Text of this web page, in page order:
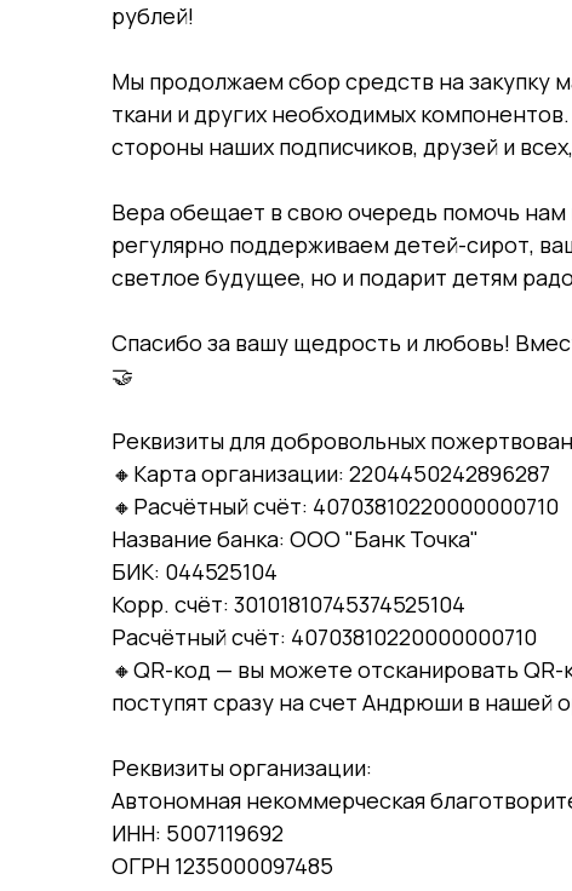
рублей!
Мы продолжаем сбор средств на закупку
ткани и других необходимых
стороны наших подписчиков, друзей и
Вера обещает в свою очередь помочь
регулярно поддерживаем детей-сирот,
светлое будущее, но и подарит детям
Спасибо за вашу щедрость и любовь!
🤝
Реквизиты для добровольных
🔸Карта организации: 2204450242896287
🔸Расчётный счёт: 40703810220000000710
Название банка: ООО "Банк Точка"
БИК: 044525104
Корр. счёт: 30101810745374525104
Расчётный счёт: 40703810220000000710
🔸QR-код — вы можете отсканировать
поступят сразу на счет Андрюши в нашей
Реквизиты организации:
Автономная некоммерческая
ИНН: 5007119692
ОГРН 1235000097485